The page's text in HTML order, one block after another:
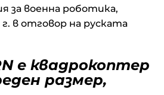
за военна роботика,
г. в отговор на руската
е квадрокоптер
размер,